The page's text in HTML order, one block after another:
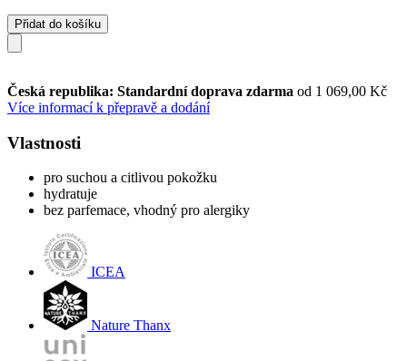
Přidat do košíku
Česká republika: Standardní doprava zdarma od 1 069,00 Kč
Více informací k přepravě a dodání
Vlastnosti
pro suchou a citlivou pokožku
hydratuje
bez parfemace, vhodný pro alergiky
ICEA
Nature Thanx